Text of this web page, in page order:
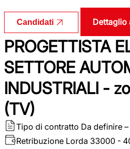
Candidati Dettaglio
PROGETTISTA
SETTORE
INDUSTRIALI -
(TV)
Tipo di contratto Da definire
Retribuzione Lorda 33000 -